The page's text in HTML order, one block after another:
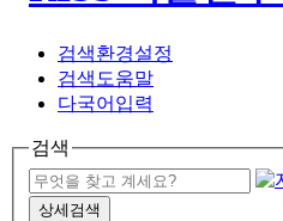
검색환경설정
검색도움말
다국어입력
검색
상세검색